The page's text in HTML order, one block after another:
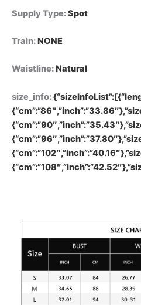
Supply Type:Spot
Train:NONE
Waistline: Natural
size_info: